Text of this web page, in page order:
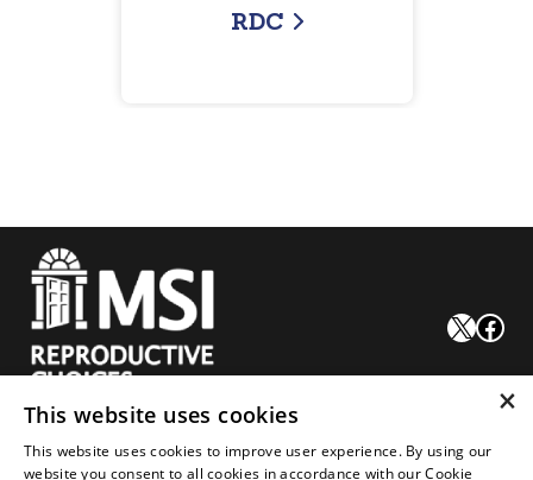
RDC
X Facebook
Mariprist doit être utilisé uniquement conformément aux lois du
pays de vente.
×
This website uses cookies
This website uses cookies to improve user experience. By using our
website you consent to all cookies in accordance with our Cookie